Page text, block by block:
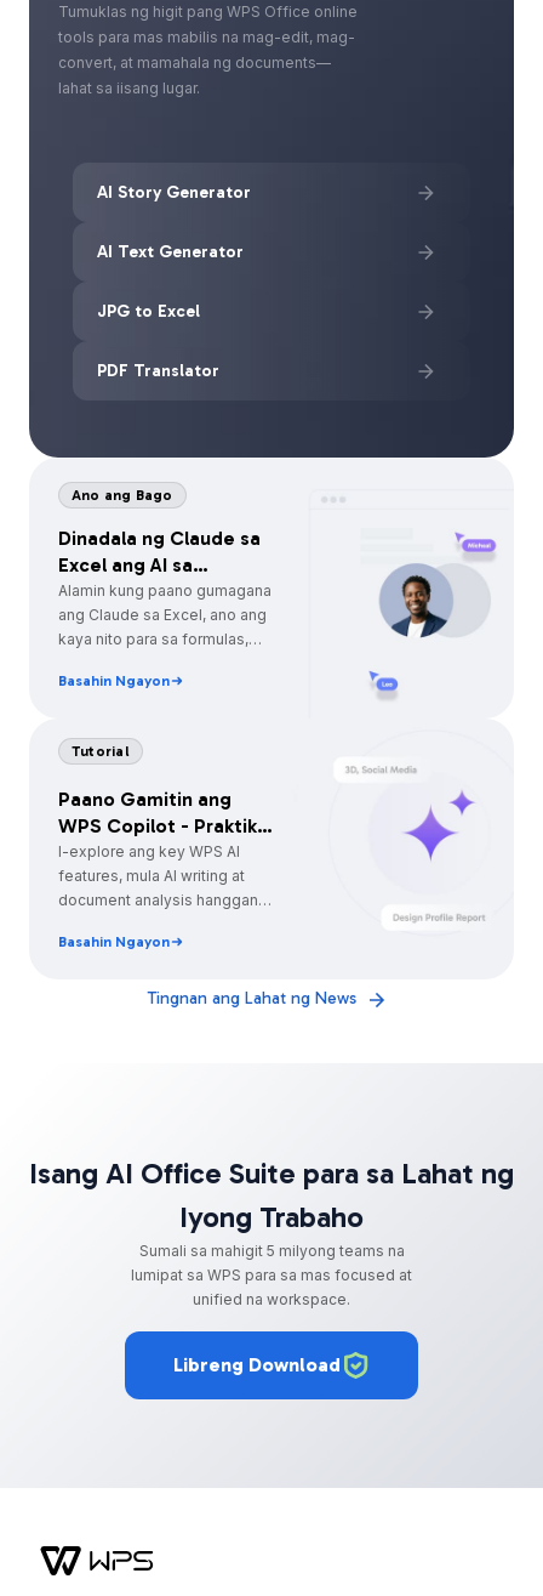
Tumuklas ng higit pang WPS Office online
tools para mas mabilis na mag-edit, mag-
convert, at mamahala ng documents—
lahat sa iisang lugar.
AI Story Generator
AI Text Generator
JPG to Excel
PDF Translator
Ano ang Bago
Dinadala ng Claude sa
Excel ang AI sa
Spreadsheets
Alamin kung paano gumagana
ang Claude sa Excel, ano ang
kaya nito para sa formulas,
at paano nag-aalok ang WPS
simpleng built-in AI
alternative.
Basahin Ngayon
Tutorial
Paano Gamitin ang
WPS Copilot - Praktikal
na Gabay para sa
Professionals
I-explore ang key WPS AI
features, mula AI writing at
document analysis hanggang
at mas smart na daily
Basahin Ngayon
Tingnan ang Lahat ng News
Isang AI Office Suite para sa Lahat ng
Iyong Trabaho
Sumali sa mahigit 5 milyong teams na
lumipat sa WPS para sa mas focused at
unified na workspace.
Libreng Download